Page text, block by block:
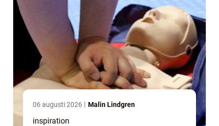
06 augusti 2026 Malin Lindgren
inspiration